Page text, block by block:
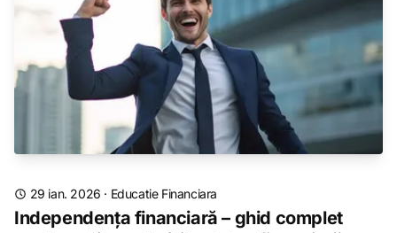
29 ian. 2026 · Educatie Financiara
Independența financiară – ghid complet